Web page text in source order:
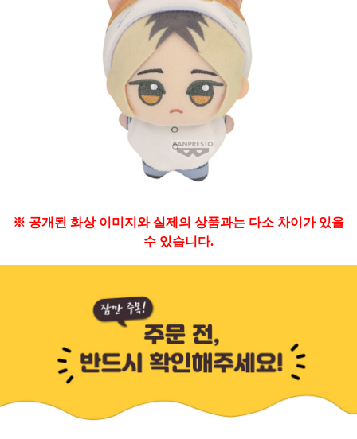
※ 공개된 화상 이미지와 실제의 상품과는 다소 차이가 있을
수 있습니다.